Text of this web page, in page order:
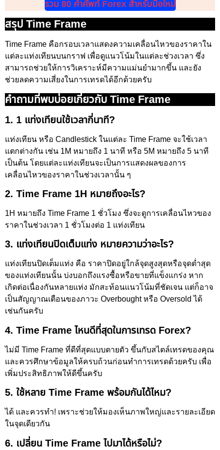
รวม 80 คำศัพท์ Forex สำหรับมือใหม่
สรุป Time Frame
Time Frame คือกรอบเวลาแสดงความเคลื่อนไหวของราคาใน
แต่ละแท่งเทียนบนกราฟ เพื่อดูแนวโน้มในแต่ละช่วงเวลา ซึ่ง
สามารถช่วยให้การวิเคราะห์มีความแม่นยำมากขึ้น และยัง
ช่วยลดความเสี่ยงในการเทรดได้อีกด้วยครับ
คำถามที่พบบ่อยเกี่ยวกับ Time Frame
1. 1 แท่งเทียนใช้เวลากี่นาที?
แท่งเทียน หรือ Candlestick ในแต่ละ Time Frame จะใช้เวลา
แตกต่างกัน เช่น 1M หมายถึง 1 นาที หรือ 5M หมายถึง 5 นาที
เป็นต้น โดยแต่ละแท่งเทียนจะเป็นการแสดงผลของการ
เคลื่อนไหวของราคาในช่วงเวลานั้น ๆ
2. Time Frame 1H หมายถึงอะไร?
1H หมายถึง Time Frame 1 ชั่วโมง ซึ่งจะดูการเคลื่อนไหวของ
ราคาในช่วงเวลา 1 ชั่วโมงต่อ 1 แท่งเทียน
3. แท่งเทียนปิดเต็มแท่ง หมายความว่าอะไร?
แท่งเทียนปิดเต็มแท่ง คือ ราคาปิดอยู่ใกล้จุดสูงสุดหรือจุดต่ำสุด
ของแท่งเทียนนั้น บ่งบอกถึงแรงซื้อหรือขายที่แข็งแกร่ง หาก
เกิดต่อเนื่องกันหลายแท่ง มักสะท้อนแนวโน้มที่ชัดเจน แต่ก็อาจ
เป็นสัญญาณเตือนของภาวะ Overbought หรือ Oversold ได้
เช่นกันครับ
4. Time Frame ไหนดีที่สุดในการเทรด Forex?
ไม่มี Time Frame ที่ดีที่สุดแบบตายตัว ขึ้นกับสไตล์เทรดของคุณ
และควรศึกษาข้อมูลให้ครบถ้วนก่อนทำการเทรดด้วยครับ เพื่อ
เพิ่มประสิทธิภาพให้ดีขึ้นครับ
5. ใช้หลาย Time Frame พร้อมกันได้ไหม?
ได้ และควรทำ! เพราะช่วยให้มองเห็นภาพใหญ่และรายละเอียด
ในจุดเดียวกัน
6. เปลี่ยน Time Frame ไปมาได้หรือไม่?